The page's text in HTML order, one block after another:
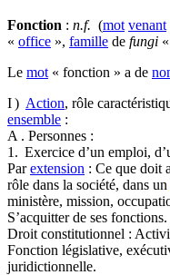
Fonction : n.f. (mot venant
« office », famille de fungi
Le mot « fonction » a de
I ) Action, rôle
ensemble :
A . Personnes :
1. Exercice d’un emploi,
Parextension : Ce que doit
rôle dans la société, dans un
ministère, mission,
S’acquitter de ses fonctions.
Droit constitutionnel :
Fonction législative,
juridictionnelle.